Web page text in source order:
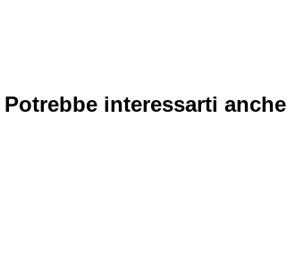
Potrebbe interessarti anche